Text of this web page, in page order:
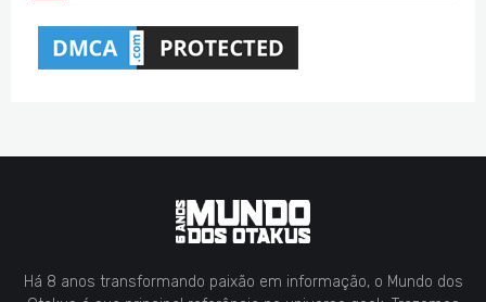
Há 8 anos transformando paixão em informação, o Mundo dos